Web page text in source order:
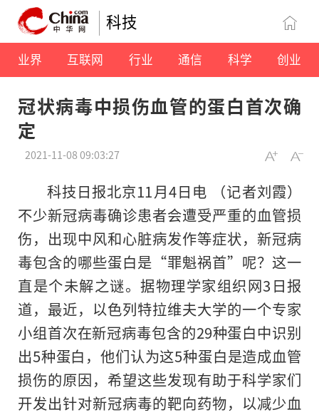
科技
业界 互联网 行业 通信 科学 创业
冠状病毒中损伤血管的蛋白首次确
定
2021-11-08 09:03:27
科技日报北京11月4日电 （记者刘霞）
不少新冠病毒确诊患者会遭受严重的血管损
伤，出现中风和心脏病发作等症状，新冠病
毒包含的哪些蛋白是“罪魁祸首”呢？这一
直是个未解之谜。据物理学家组织网3日报
道，最近，以色列特拉维夫大学的一个专家
小组首次在新冠病毒包含的29种蛋白中识别
出5种蛋白，他们认为这5种蛋白是造成血管
损伤的原因，希望这些发现有助于科学家们
开发出针对新冠病毒的靶向药物，以减少血